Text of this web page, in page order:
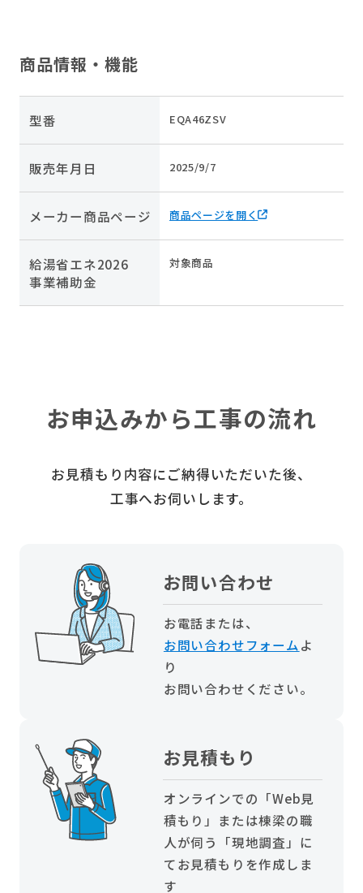
商品情報・機能
型番 EQA46ZSV
販売年月日 2025/9/7
メーカー商品ページ 商品ページを開く
給湯省エネ2026
事業補助金
対象商品
お申込みから工事の流れ
お見積もり内容にご納得いただいた後、
工事へお伺いします。
お問い合わせ
お電話または、
お問い合わせフォーム よ
り
お問い合わせください。
お見積もり
オンラインでの「Web見
積もり」または棟梁の職
人が伺う「現地調査」に
てお見積もりを作成しま
す